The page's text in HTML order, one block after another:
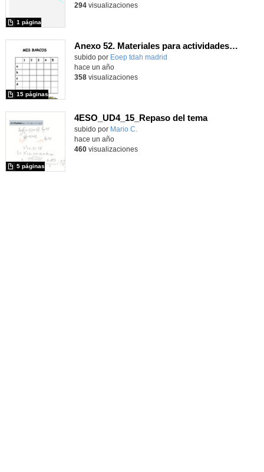
1 página
294visualizaciones
Anexo 52. Materiales para actividades específicas
Contenido educativo.
subido por Eoep tdah madrid
15 páginas
hace un año
358visualizaciones
4ESO_UD4_15_Repaso del tema
Contenido educativo.
subido por Mario C.
5 páginas
hace un año
460visualizaciones